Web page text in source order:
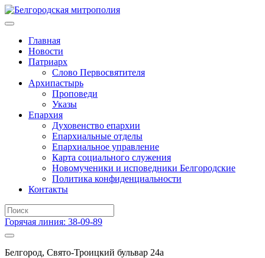
Главная
Новости
Патриарх
Слово Первосвятителя
Архипастырь
Проповеди
Указы
Епархия
Духовенство епархии
Епархиальные отделы
Епархиальное управление
Карта социального служения
Новомученики и исповедники Белгородские
Политика конфиденциальности
Контакты
Горячая линия: 38-09-89
Белгород, Свято-Троицкий бульвар 24а